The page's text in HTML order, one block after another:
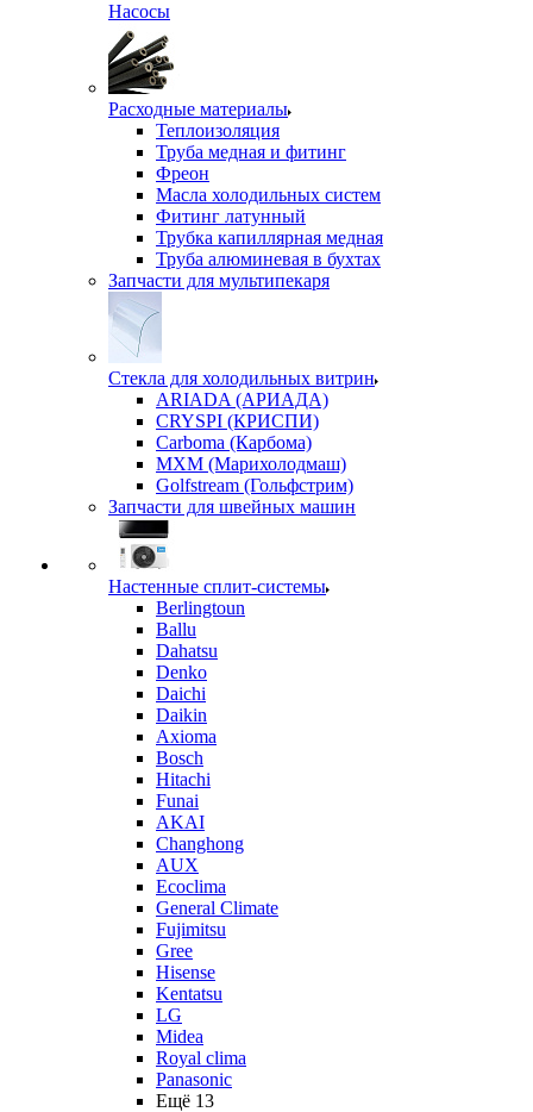
Насосы
Расходные материалы
Теплоизоляция
Труба медная и фитинг
Фреон
Масла холодильных систем
Фитинг латунный
Трубка капиллярная медная
Труба алюминевая в бухтах
Запчасти для мультипекаря
Стекла для холодильных витрин
ARIADA (АРИАДА)
CRYSPI (КРИСПИ)
Carboma (Карбома)
MXM (Марихолодмаш)
Golfstream (Гольфстрим)
Запчасти для швейных машин
Настенные сплит-системы
Berlingtoun
Ballu
Dahatsu
Denko
Daichi
Daikin
Axioma
Bosch
Hitachi
Funai
AKAI
Changhong
AUX
Ecoclima
General Climate
Fujimitsu
Gree
Hisense
Kentatsu
LG
Midea
Royal clima
Panasonic
Ещё 13